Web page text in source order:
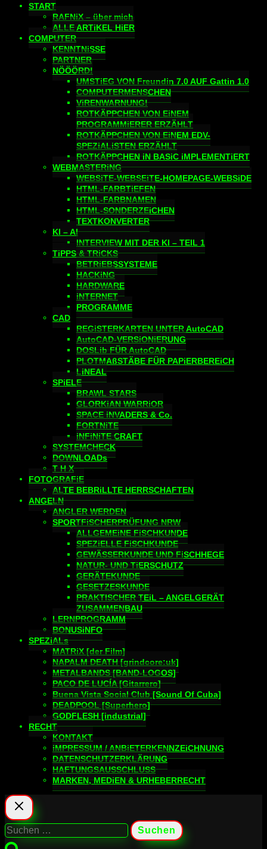
START
RAFNiX – über mich
ALLE ARTiKEL HiER
COMPUTER
KENNTNiSSE
PARTNER
NÖÖÖRD!
UMSTiEG VON Freundin 7.0 AUF Gattin 1.0
COMPUTERMENSCHEN
ViRENWARNUNG!
ROTKÄPPCHEN VON EiNEM
PROGRAMMiERER ERZÄHLT
ROTKÄPPCHEN VON EiNEM EDV-
SPEZiALiSTEN ERZÄHLT
ROTKÄPPCHEN iN BASiC iMPLEMENTiERT
WEBMASTERiNG
WEBSiTE-WEBSEiTE-HOMEPAGE-WEBSiDE
HTML-FARBTiEFEN
HTML-FARBNAMEN
HTML-SONDERZEiCHEN
TEXTKONVERTER
KI – AI
INTERVIEW MIT DER KI – TEIL 1
TiPPS & TRiCKS
BETRiEBSSYSTEME
HACKiNG
HARDWARE
iNTERNET
PROGRAMME
CAD
REGiSTERKARTEN UNTER AutoCAD
AutoCAD-VERSiONiERUNG
DOSLib FÜR AutoCAD
PLOTMAßSTÄBE FÜR PAPiERBEREiCH
LiNEAL
SPiELE
BRAWL STARS
GLORKiAN WARRiOR
SPACE iNVADERS & Co.
FORTNiTE
iNFiNiTE CRAFT
SYSTEMCHECK
DOWNLOADs
T H X
FOTOGRAFiE
ALTE BEBRiLLTE HERRSCHAFTEN
ANGELN
ANGLER WERDEN
SPORTFiSCHERPRÜFUNG NRW
ALLGEMEiNE FiSCHKUNDE
SPEZiELLE FiSCHKUNDE
GEWÄSSERKUNDE UND FiSCHHEGE
NATUR- UND TiERSCHUTZ
GERÄTEKUNDE
GESETZESKUNDE
PRAKTISCHER TEiL – ANGELGERÄT
ZUSAMMENBAU
LERNPROGRAMM
BONUSiNFO
SPEZiALs
MATRiX [der Film]
NAPALM DEATH [grindcore:uk]
METALBANDS [BAND-LOGOS]
PACO DE LUCÍA [Gitarrero]
Buena Vista Social Club [Sound Of Cuba]
DEADPOOL [Superhero]
GODFLESH [industrial]
RECHT
KONTAKT
iMPRESSUM / ANBiETERKENNZEiCHNUNG
DATENSCHUTZERKLÄRUNG
HAFTUNGSAUSSCHLUSS
MARKEN, MEDiEN & URHEBERRECHT
Suchen
nach: